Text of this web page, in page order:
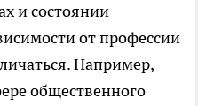
и состоянии
от профессии
Например,
общественного